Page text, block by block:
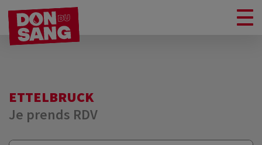
ETTELBRUCK
Je prends RDV